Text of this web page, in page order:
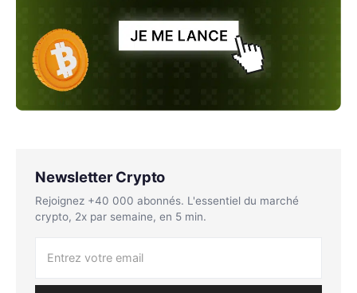
Newsletter Crypto
Rejoignez +40 000 abonnés. L'essentiel du marché
crypto, 2x par semaine, en 5 min.